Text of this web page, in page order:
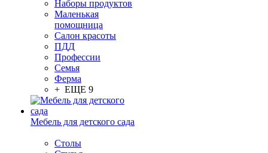
Наборы продуктов
Маленькая
помощница
Салон красоты
ПДД
Профессии
Семья
Ферма
+ ЕЩЕ 9
Мебель для детского сада
Столы